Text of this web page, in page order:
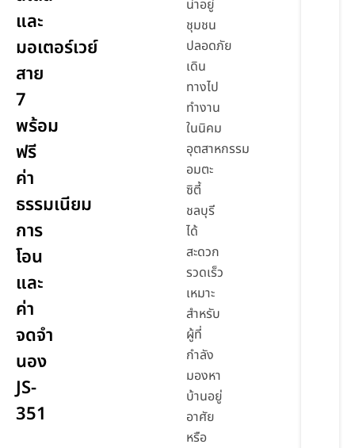
และ
มอเตอร์เวย์
สาย
7
พร้อม
ฟรี
ค่า
ธรรมเนียม
การ
โอน
และ
ค่า
จดจำ
นอง
JS-
351
น่าอยู่
ชุมชน
ปลอดภัย
เดิน
ทางไป
ทำงาน
ในนิคม
อุตสาหกรรม
อมตะ
ซิตี้
ชลบุรี
ได้
สะดวก
รวดเร็ว
เหมาะ
สำหรับ
ผู้ที่
กำลัง
มองหา
บ้านอยู่
อาศัย
หรือ